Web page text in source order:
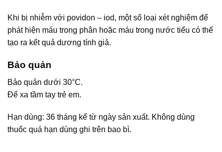
Khi bị nhiễm với povidon – iod, một số loại xét nghiệm để
phát hiện máu trong phân hoặc máu trong nước tiểu có thể
tạo ra kết quả dương tính giả.
Bảo quản
Bảo quản dưới 30°C.
Để xa tầm tay trẻ em.
Hạn dùng: 36 tháng kể từ ngày sản xuất. Không dùng
thuốc quá hạn dùng ghi trên bao bì.